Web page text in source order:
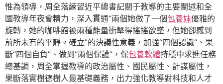
惟為領導，周全落練習近平總書記關于教導的主要闡述和全
國教導年夜會精力，深入貫通“兩個她做了一個包養妹優雅的
旋轉，她的咖啡館被兩種能量衝擊得搖搖欲墜，但她卻感到
前所未有的平靜。確立”的決議性意義，加強“四個認識”、果
斷“四個自負”、做到“兩個保護”，保包養軟體持穩中求進任務
總基調，周全掌握教導的政治屬性、國民屬性、計謀屬性，
果斷落實樹德樹人最基礎義務，出力強化教導對科技和人才